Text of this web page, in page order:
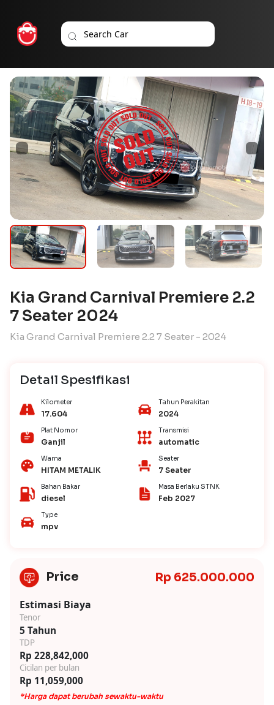
Kia Grand Carnival Premiere 2.2
7 Seater 2024
Kia Grand Carnival Premiere 2.2 7 Seater - 2024
Detail Spesifikasi
Kilometer
17.604
Tahun Perakitan
2024
Plat Nomor
Ganjil
Transmisi
automatic
Warna
HITAM METALIK
Seater
7 Seater
Bahan Bakar
diesel
Masa Berlaku STNK
Feb 2027
Type
mpv
Price Rp 625.000.000
Estimasi Biaya
Tenor
5 Tahun
TDP
Rp 228,842,000
Cicilan per bulan
Rp 11,059,000
*Harga dapat berubah sewaktu-waktu